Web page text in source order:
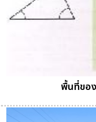
พื้นที่ขอ